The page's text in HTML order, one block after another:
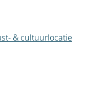
& cultuurlocatie